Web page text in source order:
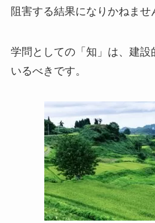
阻害する結果になりかねませ
学問としての「知」は、建設
いるべきです。